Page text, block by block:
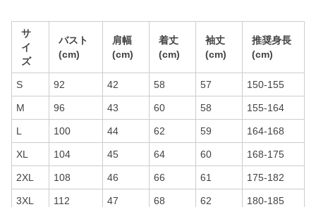
サ
イ
ズ
バスト
(cm)
肩幅
(cm)
着丈
(cm)
袖丈
(cm)
推奨身長
(cm)
S 92 42 58 57 150-155
M 96 43 60 58 155-164
L 100 44 62 59 164-168
XL 104 45 64 60 168-175
2XL 108 46 66 61 175-182
3XL 112 47 68 62 180-185